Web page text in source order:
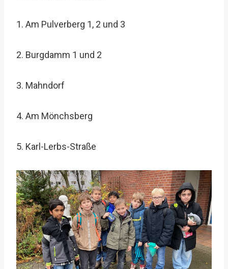
1. Am Pulverberg 1, 2 und 3
2. Burgdamm 1 und 2
3. Mahndorf
4. Am Mönchsberg
5. Karl-Lerbs-Straße